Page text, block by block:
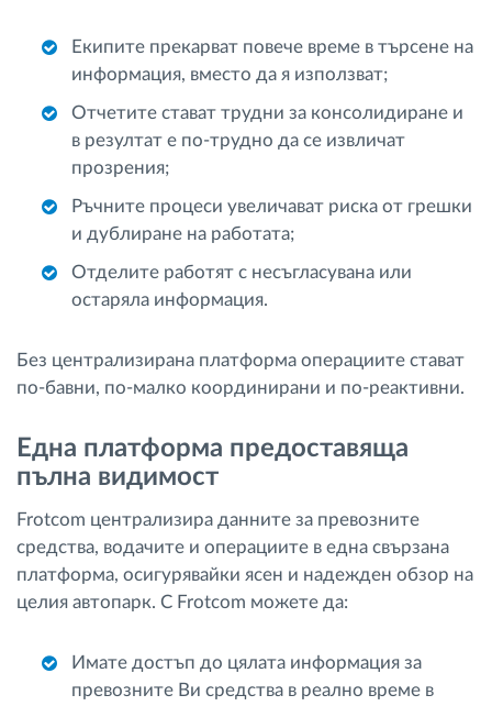
Екипите прекарват повече време в търсене на
информация, вместо да я използват;
Отчетите стават трудни за консолидиране и
в резултат е по-трудно да се извличат
прозрения;
Ръчните процеси увеличават риска от грешки
и дублиране на работата;
Отделите работят с несъгласувана или
остаряла информация.
Без централизирана платформа операциите стават
по-бавни, по-малко координирани и по-реактивни.
Една платформа предоставяща
пълна видимост
Frotcom централизира данните за превозните
средства, водачите и операциите в една свързана
платформа, осигурявайки ясен и надежден обзор на
целия автопарк. С Frotcom можете да:
Имате достъп до цялата информация за
превозните Ви средства в реално време в